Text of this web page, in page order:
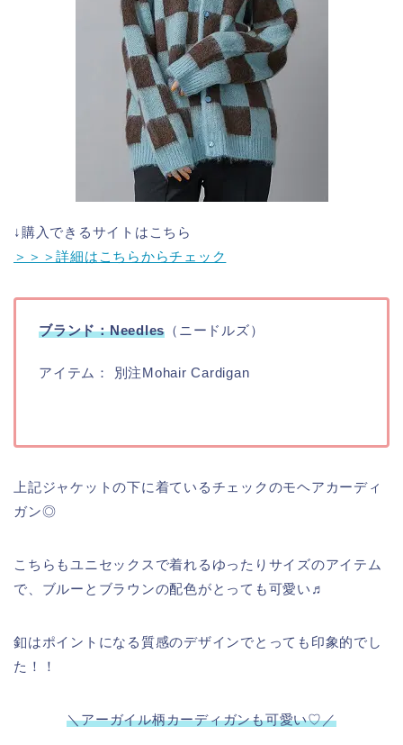
↓購入できるサイトはこちら
＞＞＞詳細はこちらからチェック
ブランド：Needles （ニードルズ）
アイテム： 別注Mohair Cardigan
上記ジャケットの下に着ているチェックのモヘアカーディ
ガン◎
こちらもユニセックスで着れるゆったりサイズのアイテム
で、ブルーとブラウンの配色がとっても可愛い♬
釦はポイントになる質感のデザインでとっても印象的でし
た！！
＼アーガイル柄カーディガンも可愛い♡／